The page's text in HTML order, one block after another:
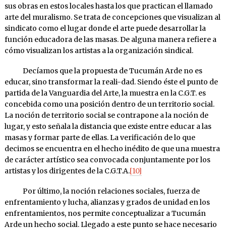
sus obras en estos locales hasta los que practican el llamado
arte del muralismo. Se trata de concepciones que visualizan al
sindicato como el lugar donde el arte puede desarrollar la
función educadora de las masas. De alguna manera refiere a
cómo visualizan los artistas a la organización sindical.
Decíamos que la propuesta de Tucumán Arde no es
educar, sino transformar la reali-dad. Siendo éste el punto de
partida de la Vanguardia del Arte, la muestra en la C.G.T. es
concebida como una posición dentro de un territorio social.
La noción de territorio social se contrapone a la noción de
lugar, y esto señala la distancia que existe entre educar a las
masas y formar parte de ellas. La verificación de lo que
decimos se encuentra en el hecho inédito de que una muestra
de carácter artístico sea convocada conjuntamente por los
artistas y los dirigentes de la C.G.T.A.[10]
Por último, la noción relaciones sociales, fuerza de
enfrentamiento y lucha, alianzas y grados de unidad en los
enfrentamientos, nos permite conceptualizar a Tucumán
Arde un hecho social. Llegado a este punto se hace necesario